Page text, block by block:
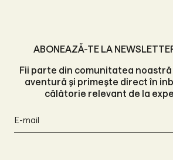
ABONEAZĂ-TE LA
Fii parte din comunitatea
aventură și primește direct în
călătorie relevant de la